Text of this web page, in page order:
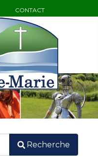
CONTACT
Sélectionnez
Recherche